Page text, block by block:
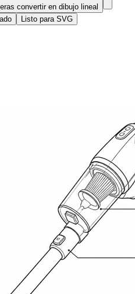
convertir en dibujo lineal
Listo para SVG